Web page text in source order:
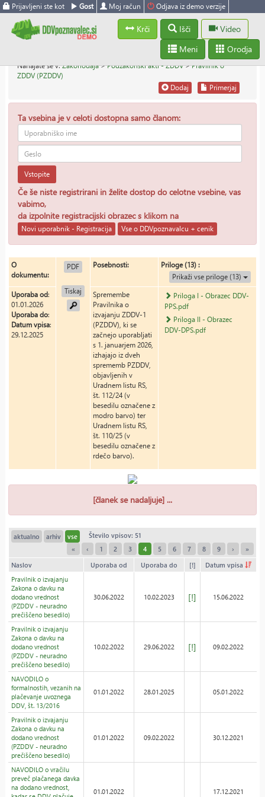
Prijavljeni ste kot Gost Moj račun Odjava iz demo verzije
Krči Išči
Video
Orodja
Meni
Nahajate se v:Zakonodaja>Podzakonski akti - ZDDV>Pravilnik o
ZDDV (PZDDV)
Primerjaj
Dodaj
Ta vsebina je v celoti dostopna samo članom:
Vstopite
Če še niste registrirani in želite dostop do celotne vsebine, vas
vabimo,
da izpolnite registracijski obrazec s klikom na
Novi uporabnik - Registracija Vse o DDVpoznavalcu + cenik
O
dokumentu:
PDF
Tiskaj
Posebnosti:
Priloge (13) :
Prikaži vse priloge (13)
Uporaba od:
01.01.2026
Uporaba do:
Datum vpisa:
29.12.2025
Spremembe
Pravilnika o
izvajanju ZDDV-1
(PZDDV), ki se
začnejo uporabljati
s 1. januarjem 2026,
izhajajo iz dveh
sprememb PZDDV,
objavljenih v
Uradnem listu RS,
št. 112/24 (v
besedilu označene z
modro barvo) ter
Uradnem listu RS,
št. 110/25 (v
besedilu označene z
rdečo barvo).
Priloga I - Obrazec DDV-
PPS.pdf
Priloga II - Obrazec
DDV-DPS.pdf
[članek se nadaljuje] ...
aktualno arhiv vse
Število vpisov: 51
«
‹ 1 2 3 4 5 6 7 8 9 › »
Naslov Uporaba od Uporaba do [!]
Datum vpisa
Pravilnik o izvajanju
Zakona o davku na
dodano vrednost
(PZDDV - neuradno
prečiščeno besedilo)
30.06.2022 10.02.2023 [!] 15.06.2022
Pravilnik o izvajanju
Zakona o davku na
dodano vrednost
(PZDDV - neuradno
prečiščeno besedilo)
10.02.2022 29.06.2022 [!] 09.02.2022
NAVODILO o
formalnostih, vezanih na
plačevanje uvoznega
DDV, št. 13/2016
01.01.2022 28.01.2025 05.01.2022
Pravilnik o izvajanju
Zakona o davku na
dodano vrednost
(PZDDV - neuradno
prečiščeno besedilo)
01.01.2022 09.02.2022 30.12.2021
NAVODILO o vračilu
preveč plačanega davka
na dodano vrednost,
01.01.2022 17.12.2021